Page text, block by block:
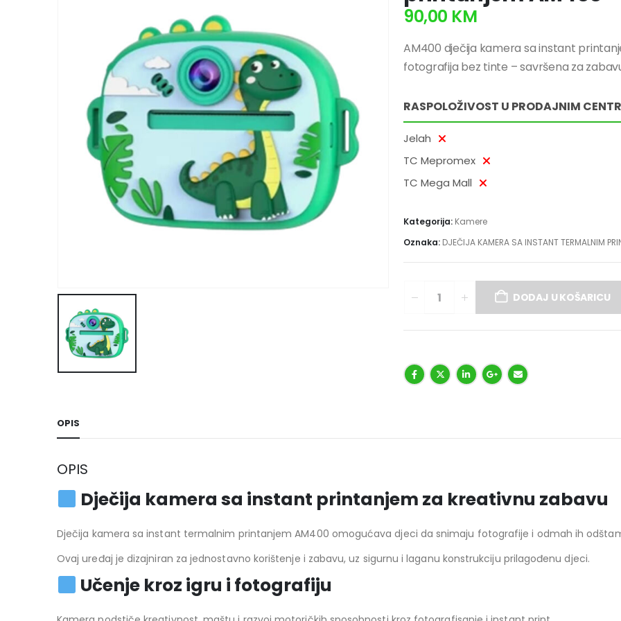
90,00 KM
AM400 dječija kamera sa instant
fotografija bez tinte – savršena za
RASPOLOŽIVOST U PRODAJNIM
Jelah
TC Mepromex
TC Mega Mall
Kategorija: Kamere
Oznaka: DJEČIJA KAMERA SA INSTANT TERMALNIM
DODAJ U KOŠARICU
OPIS
OPIS
Dječija kamera sa instant printanjem za kreativnu zabavu
Dječija kamera sa instant termalnim printanjem AM400 omogućava djeci da snimaju fotografije i odmah ih
Ovaj uređaj je dizajniran za jednostavno korištenje i zabavu, uz sigurnu i laganu konstrukciju prilagođenu djeci.
Učenje kroz igru i fotografiju